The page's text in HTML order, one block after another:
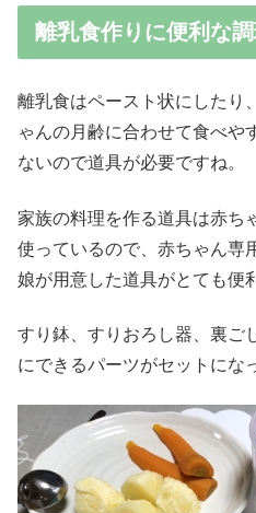
離乳食作りに便利な
離乳食はペースト状にしたり
ゃんの月齢に合わせて食べや
ないので道具が必要ですね。
家族の料理を作る道具は赤ち
使っているので、赤ちゃん専
娘が用意した道具がとても便
すり鉢、すりおろし器、裏ご
にできるパーツがセットにな